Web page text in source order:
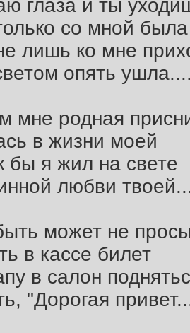
глаза и ты
со мной была
лишь ко мне
опять
мне родная
в жизни моей
бы я жил на свете
любви
может не
в кассе билет
в салон
"Дорогая